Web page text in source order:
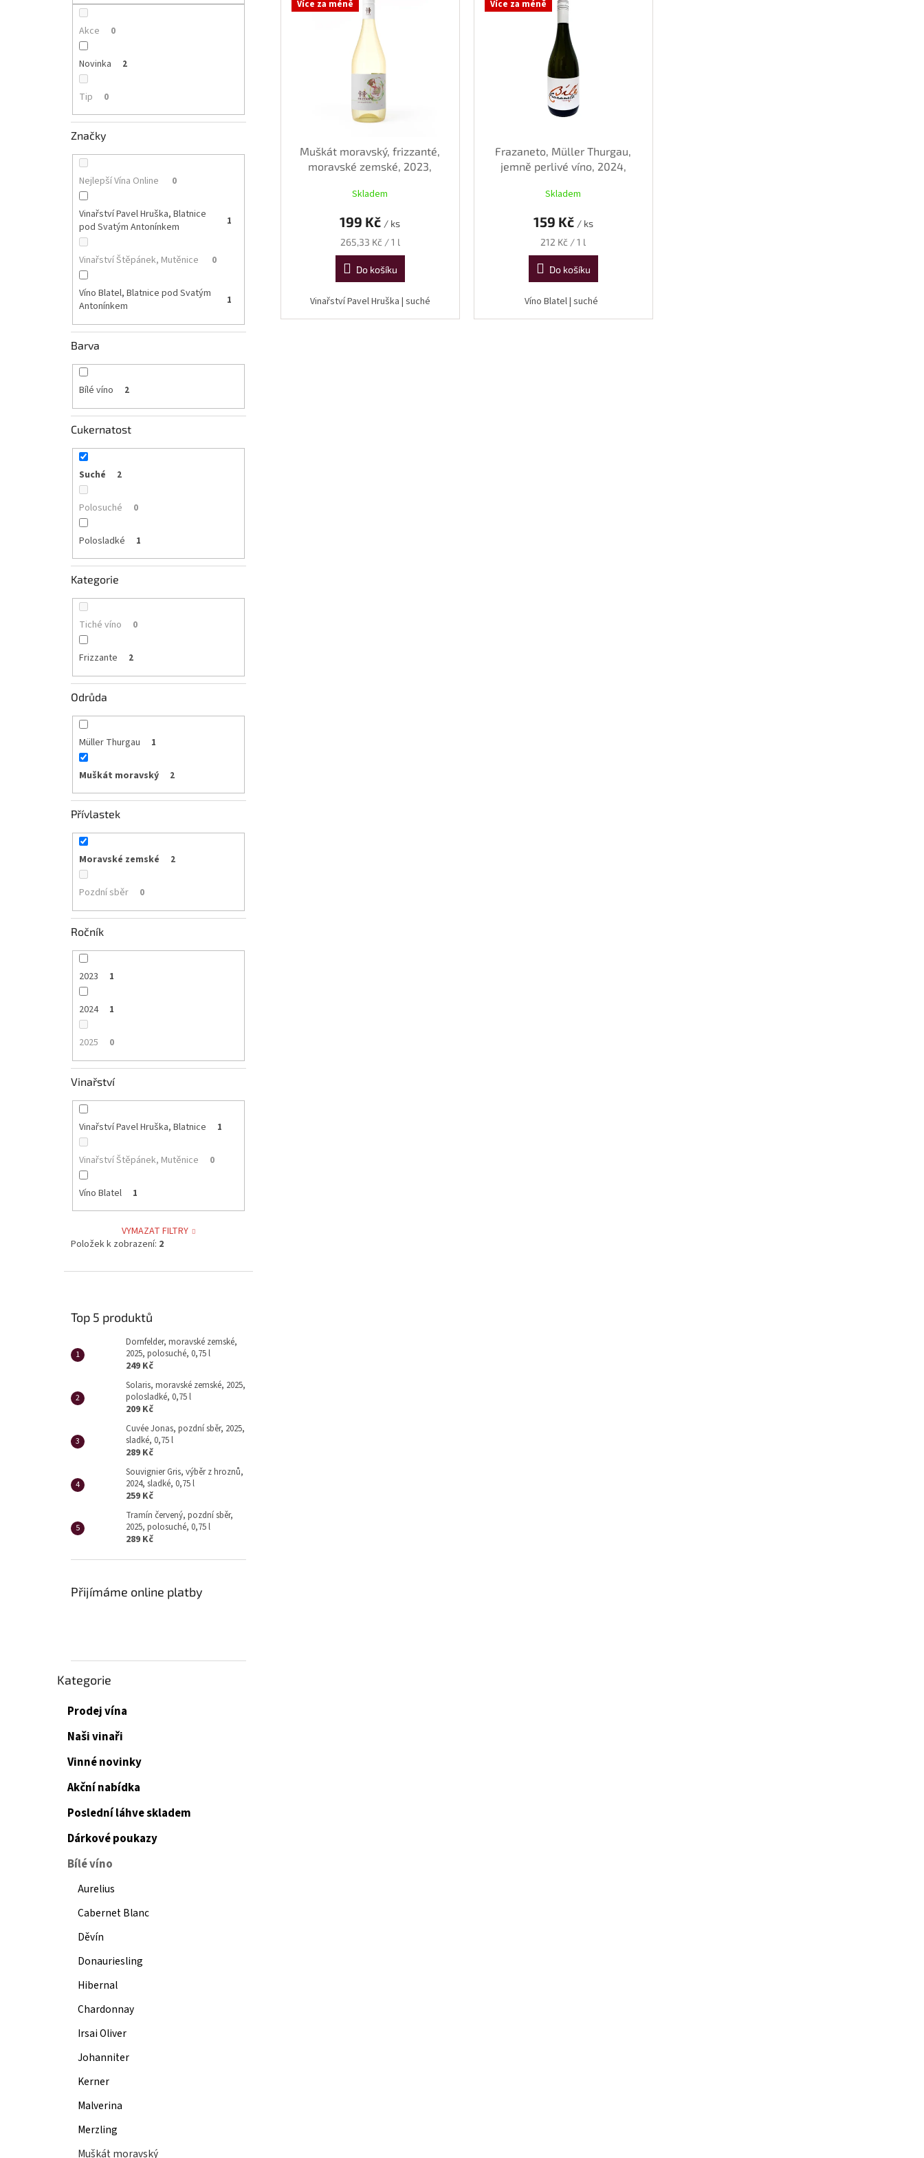
Akce 0
Novinka 2
Tip 0
Značky
Nejlepší Vína Online 0
Vinařství Pavel Hruška, Blatnice
pod Svatým Antonínkem
1
Vinařství Štěpánek, Mutěnice 0
Víno Blatel, Blatnice pod Svatým
Antonínkem
1
Barva
Bílé víno 2
Cukernatost
Suché 2
Polosuché 0
Polosladké 1
Kategorie
Tiché víno 0
Frizzante 2
Odrůda
Müller Thurgau 1
Muškát moravský 2
Přívlastek
Moravské zemské 2
Pozdní sběr 0
Ročník
2023 1
2024 1
2025 0
Vinařství
Vinařství Pavel Hruška, Blatnice 1
Vinařství Štěpánek, Mutěnice 0
Víno Blatel 1
VYMAZAT FILTRY
Položek k zobrazení: 2
Top 5 produktů
Dornfelder, moravské zemské,
2025, polosuché, 0,75 l
249 Kč
Solaris, moravské zemské, 2025,
polosladké, 0,75 l
209 Kč
Cuvée Jonas, pozdní sběr, 2025,
sladké, 0,75 l
289 Kč
Souvignier Gris, výběr z hroznů,
2024, sladké, 0,75 l
259 Kč
Tramín červený, pozdní sběr,
2025, polosuché, 0,75 l
289 Kč
Přijímáme online platby
Přeskočit
Kategorie
Prodej vína
Naši vinaři
Vinné novinky
Akční nabídka
Poslední láhve skladem
Dárkové poukazy
Bílé víno
Aurelius
Cabernet Blanc
Děvín
Donauriesling
Hibernal
Chardonnay
Irsai Oliver
Johanniter
Kerner
Malverina
Merzling
Muškát moravský
Více za méně
Muškát moravský, frizzanté,
moravské zemské, 2023,
Skladem
199 Kč / ks
Měrná
cena:
265,33 Kč / 1 l
Do košíku
Vinařství Pavel Hruška | suché
Více za méně
Frazaneto, Müller Thurgau,
jemně perlivé víno, 2024,
Skladem
159 Kč / ks
Měrná
cena:
212 Kč / 1 l
Do košíku
Víno Blatel | suché